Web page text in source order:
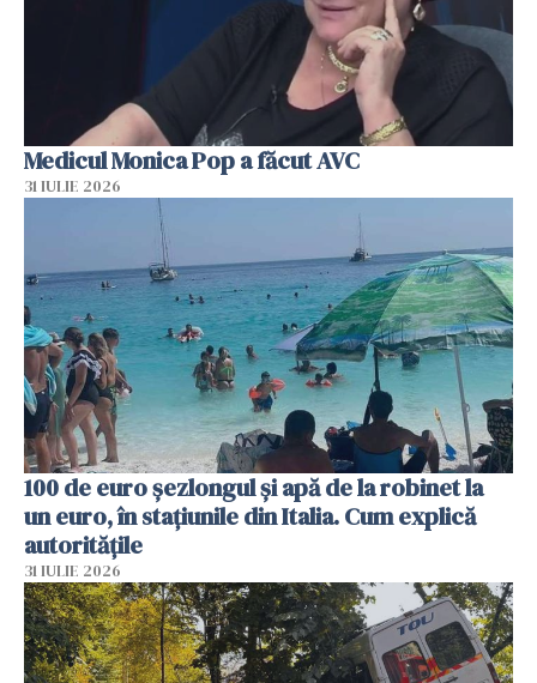
Medicul Monica Pop a făcut AVC
31 IULIE 2026
100 de euro șezlongul și apă de la robinet la
un euro, în stațiunile din Italia. Cum explică
autoritățile
31 IULIE 2026